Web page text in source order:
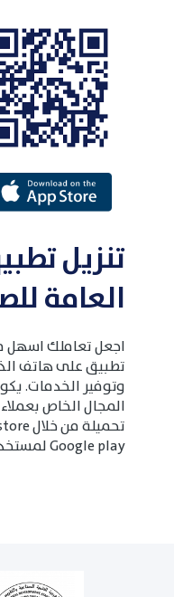
تنزيل
العامة
اجعل تعاملك اسهل
تطبيق على هاتف
وتوفير الخدمات.
المجال الخاص
Google play لمستخدمين Android